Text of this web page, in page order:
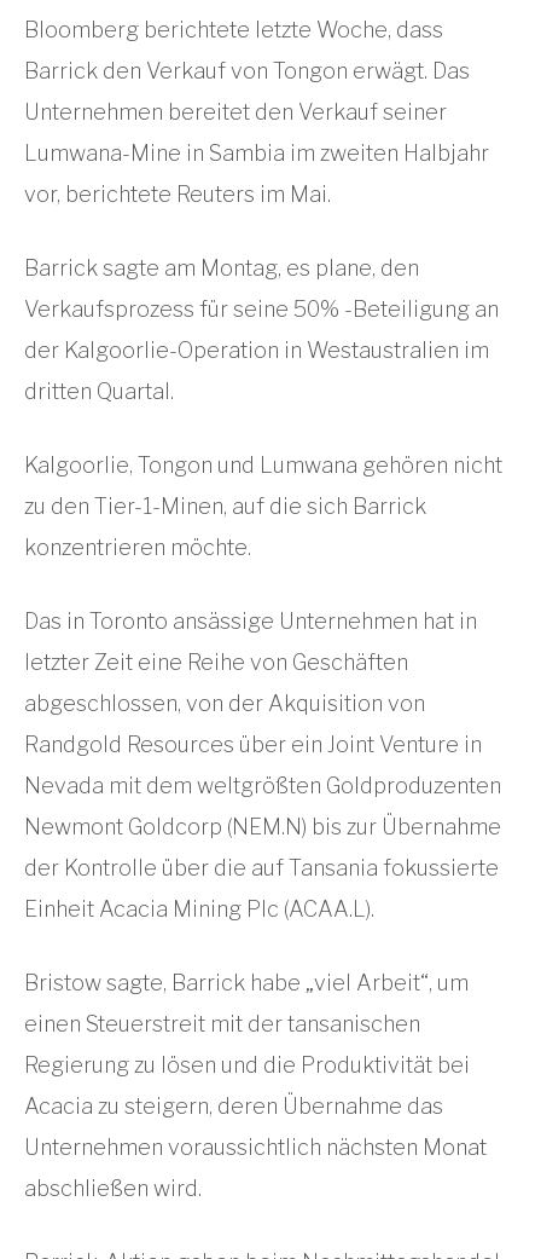
Bloomberg berichtete letzte Woche, dass
Barrick den Verkauf von Tongon erwägt. Das
Unternehmen bereitet den Verkauf seiner
Lumwana-Mine in Sambia im zweiten Halbjahr
vor, berichtete Reuters im Mai.
Barrick sagte am Montag, es plane, den
Verkaufsprozess für seine 50% -Beteiligung an
der Kalgoorlie-Operation in Westaustralien im
dritten Quartal.
Kalgoorlie, Tongon und Lumwana gehören nicht
zu den Tier-1-Minen, auf die sich Barrick
konzentrieren möchte.
Das in Toronto ansässige Unternehmen hat in
letzter Zeit eine Reihe von Geschäften
abgeschlossen, von der Akquisition von
Randgold Resources über ein Joint Venture in
Nevada mit dem weltgrößten Goldproduzenten
Newmont Goldcorp (NEM.N) bis zur Übernahme
der Kontrolle über die auf Tansania fokussierte
Einheit Acacia Mining Plc (ACAA.L).
Bristow sagte, Barrick habe „viel Arbeit“, um
einen Steuerstreit mit der tansanischen
Regierung zu lösen und die Produktivität bei
Acacia zu steigern, deren Übernahme das
Unternehmen voraussichtlich nächsten Monat
abschließen wird.